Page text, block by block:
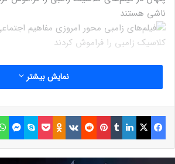
ناشی هستند
یک ویروس کشنده در سراسر
کالیفرنیا پخش شده و ساکنان
نمایش بیشتر
فیسبوک ایکس لینکداین تامبلر پینتریست Reddit
VKontakte
Odnoklassniki پاکت اسکایپ مسنجر